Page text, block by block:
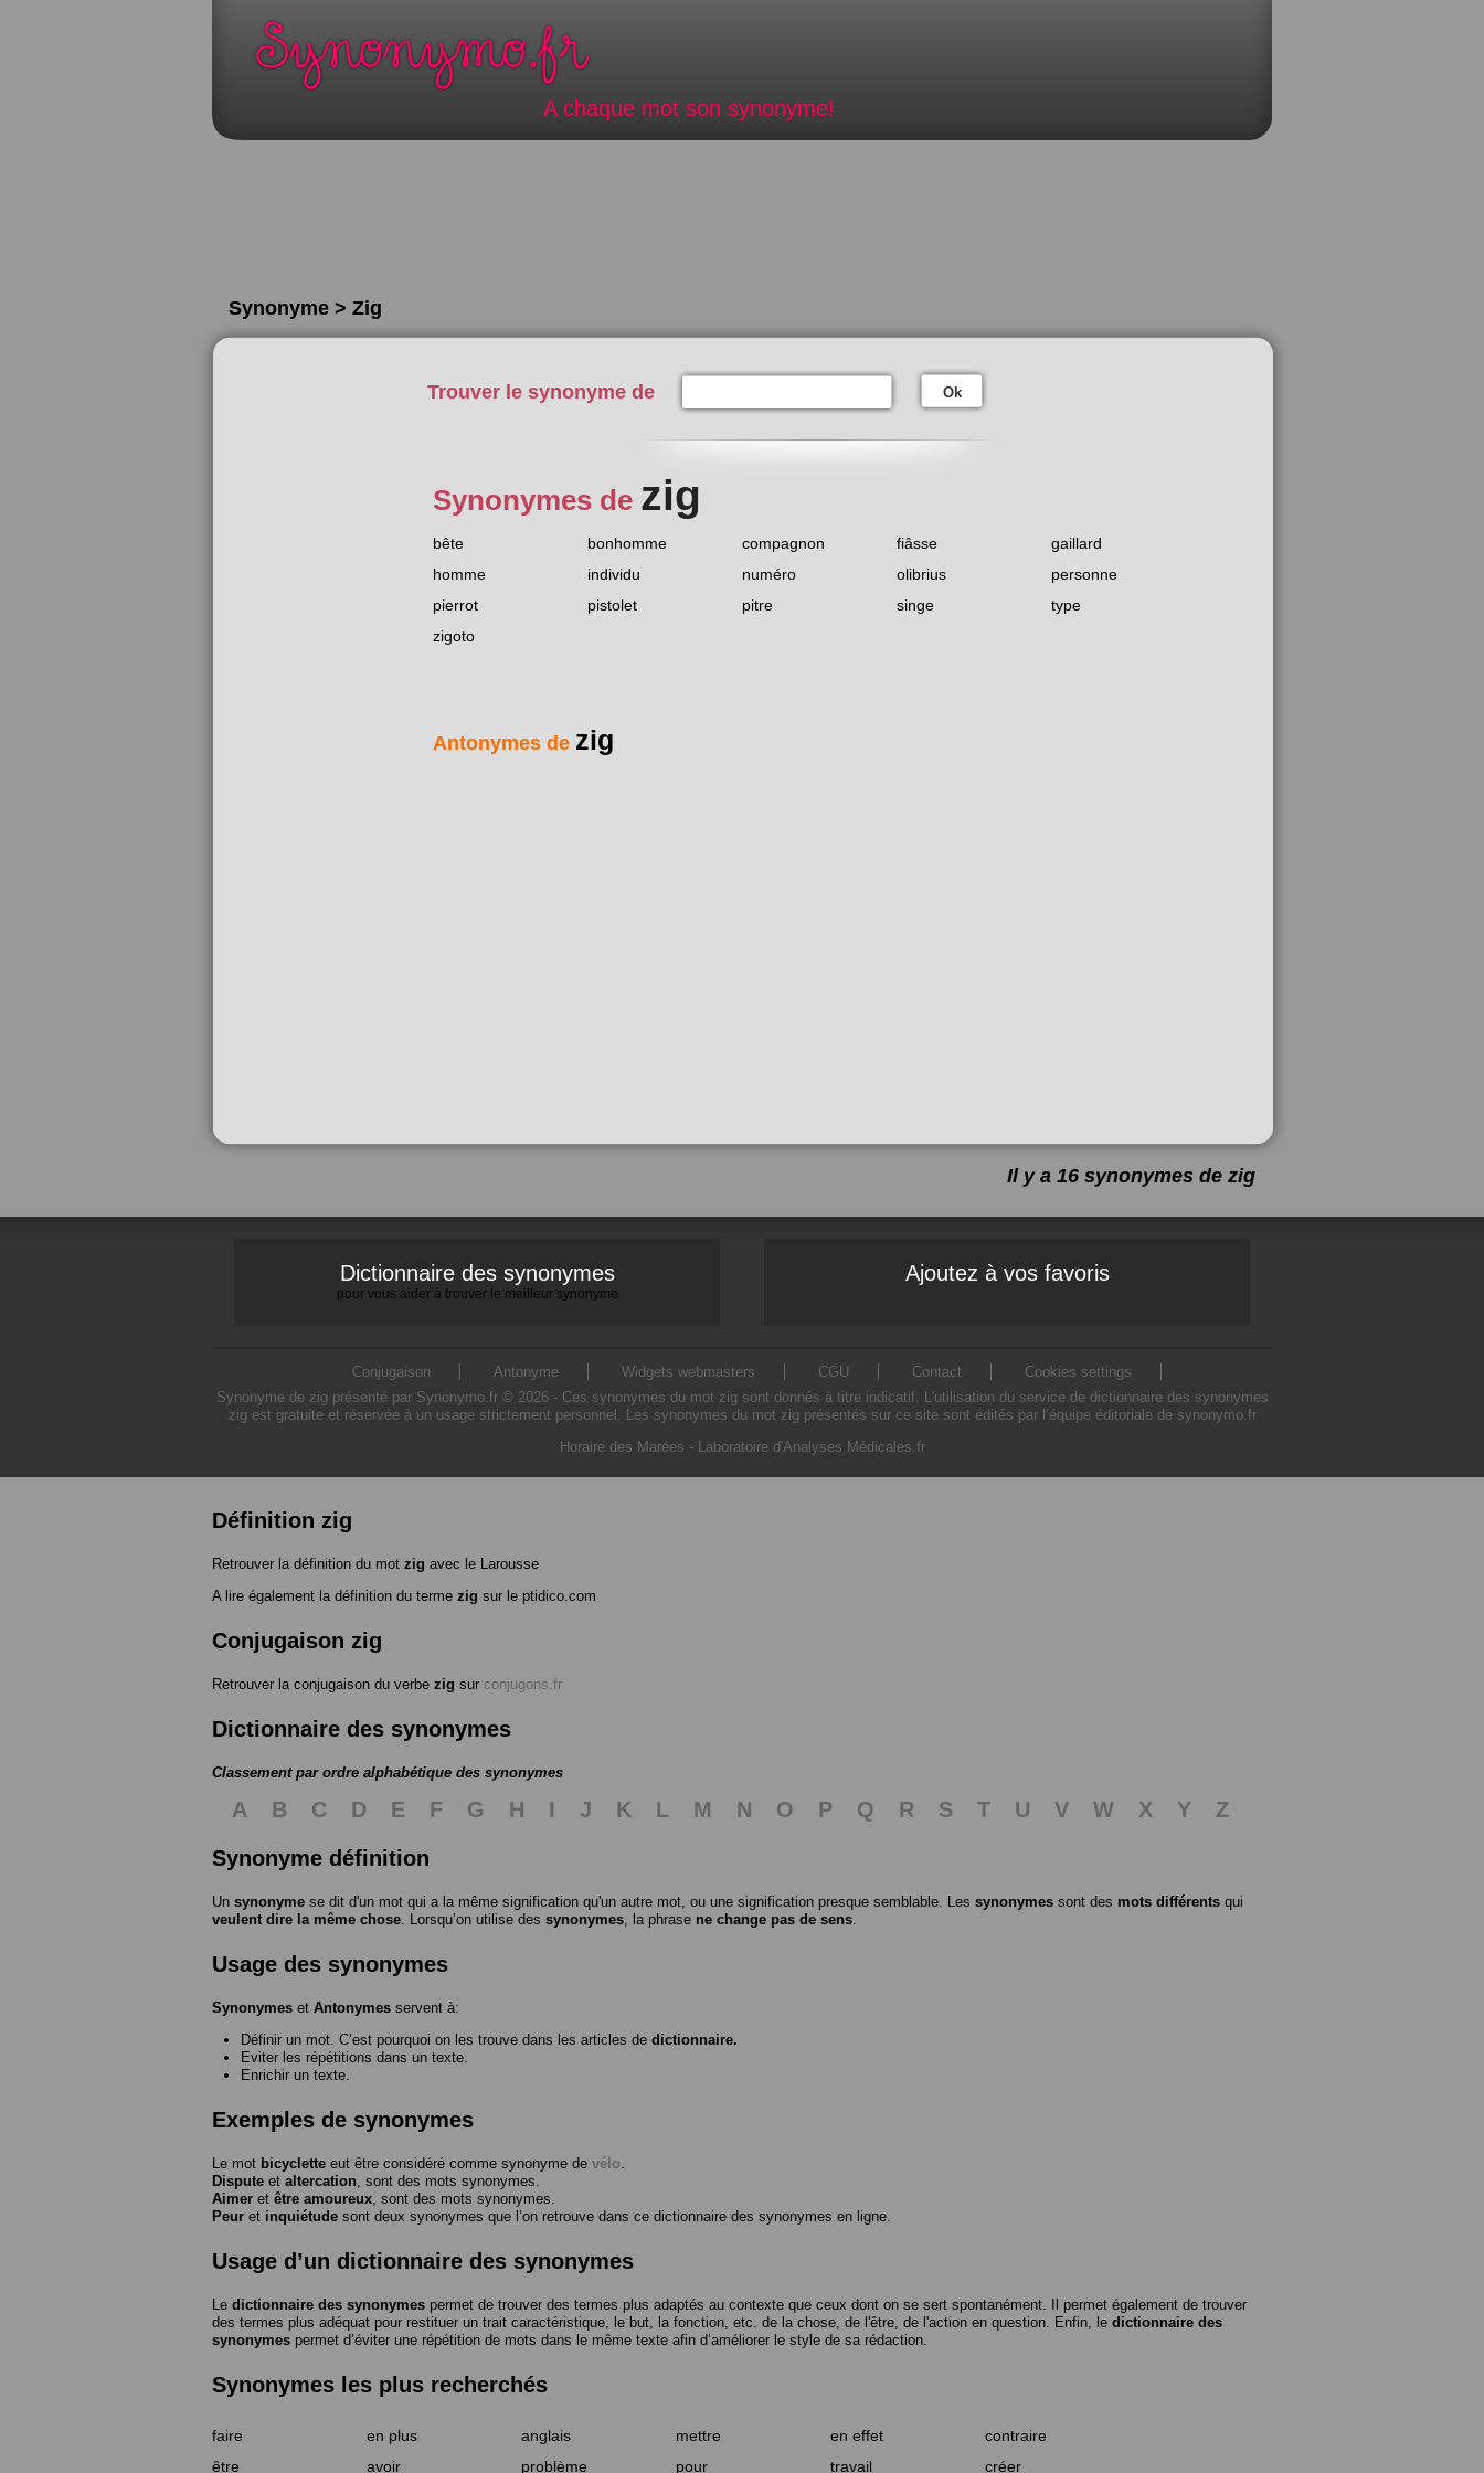
A chaque mot son synonyme!
Synonyme > Zig
Trouver le synonyme de Ok
Synonymes de zig
bête bonhomme compagnon fiâsse
gaillard
homme
individu numéro olibrius
personne
pierrot
pistolet pitre singe
type
zigoto
Antonymes de zig
Il y a 16 synonymes de zig
Dictionnaire des synonymes
pour vous aider à trouver le meilleur synonyme
Ajoutez à vos favoris
Conjugaison Antonyme Widgets webmasters CGU Contact
Cookies settings
Synonyme de zig présenté par Synonymo.fr © 2026 - Ces synonymes du mot zig sont donnés à titre indicatif. L'utilisation du service de dictionnaire des synonymes
zig est gratuite et réservée à un usage strictement personnel. Les synonymes du mot zig présentés sur ce site sont édités par l’équipe éditoriale de synonymo.fr
Horaire des Marées - Laboratoire d'Analyses Médicales.fr
Définition zig
Retrouver la définition du mot zig avec le Larousse
A lire également la définition du terme zig sur le ptidico.com
Conjugaison zig
Retrouver la conjugaison du verbe zig sur conjugons.fr
Dictionnaire des synonymes
Classement par ordre alphabétique des synonymes
A B C D E F G H I J K L M N O P Q R S T U V W X Y
Z
Synonyme définition
Un synonyme se dit d'un mot qui a la même signification qu'un autre mot, ou une signification presque semblable. Les synonymes sont des mots différents qui
veulent dire la même chose . Lorsqu’on utilise des synonymes , la phrase ne change pas de sens
Usage des synonymes
Synonymes et Antonymes servent à:
Définir un mot. C’est pourquoi on les trouve dans les articles de dictionnaire.
Eviter les répétitions dans un texte.
Enrichir un texte.
Exemples de synonymes
Le mot bicyclette eut être considéré comme synonyme de vélo
Dispute et altercation , sont des mots synonymes.
Aimer et être amoureux , sont des mots synonymes.
Peur et inquiétude sont deux synonymes que l’on retrouve dans ce dictionnaire des synonymes en ligne.
Usage d’un dictionnaire des synonymes
Le dictionnaire des synonymes permet de trouver des termes plus adaptés au contexte que ceux dont on se sert spontanément. Il permet également de trouver
des termes plus adéquat pour restituer un trait caractéristique, le but, la fonction, etc. de la chose, de l'être, de l'action en question. Enfin, le dictionnaire des
synonymes permet d’éviter une répétition de mots dans le même texte afin d’améliorer le style de sa rédaction.
Synonymes les plus recherchés
faire en plus anglais mettre en effet
contraire
être
avoir problème pour travail créer